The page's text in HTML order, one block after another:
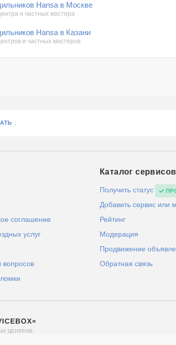
Hansa в Москве
и частных мастера
Hansa в Казани
и частных мастеров
соглашение
услуг
Каталог
Получить статус
Добавить сервис или
Рейтинг
Модерация
Продвижение
Обратная связь
ЦЕНТРОВ